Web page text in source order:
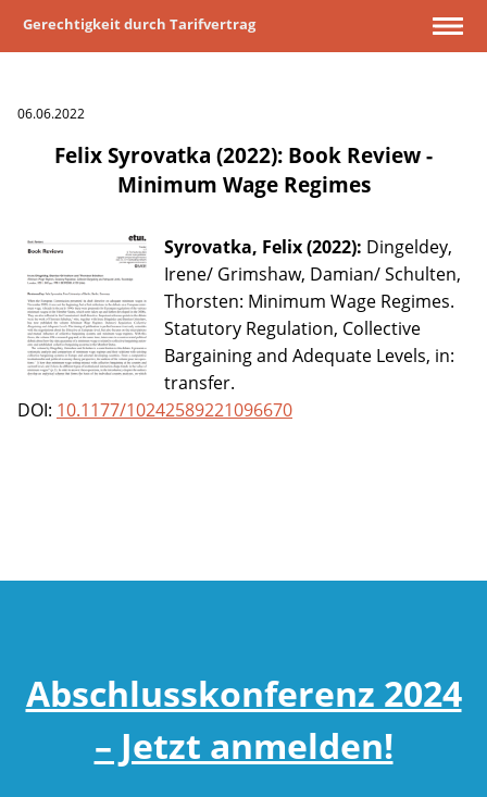
Gerechtigkeit durch Tarifvertrag
06.06.2022
Felix Syrovatka (2022): Book Review -
Minimum Wage Regimes
Syrovatka, Felix (2022): Dingeldey,
Irene/ Grimshaw, Damian/ Schulten,
Thorsten: Minimum Wage Regimes.
Statutory Regulation, Collective
Bargaining and Adequate Levels, in:
transfer.
DOI: 10.1177/10242589221096670
Abschlusskonferenz 2024
– Jetzt anmelden!